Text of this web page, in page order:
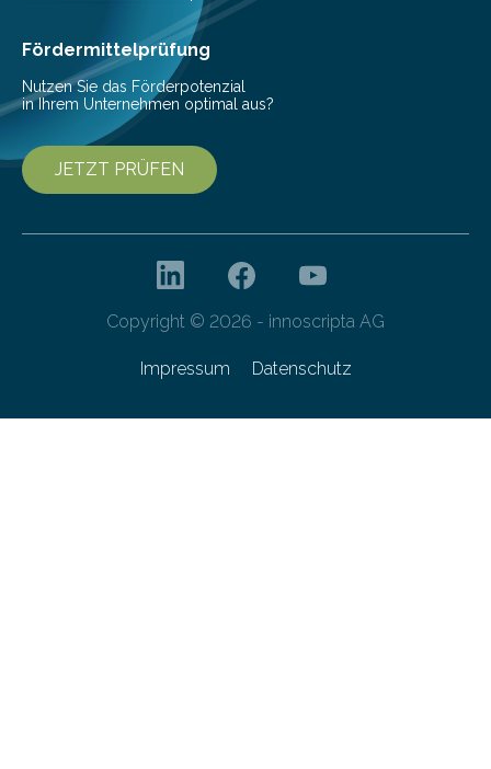
Ernährung zu sichern. Ohne sie besteht die weltweite
Gefahr erheblicher…
Fördermittelprüfung
Nutzen Sie das Förderpotenzial
in Ihrem Unternehmen optimal aus?
JETZT PRÜFEN
Copyright © 2026 - innoscripta AG
Impressum Datenschutz